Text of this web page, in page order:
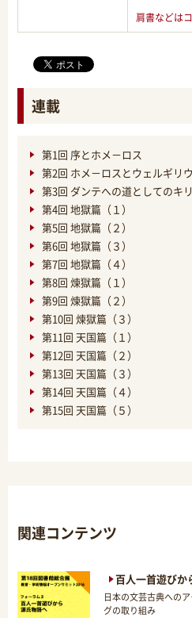
肩書などは
連載
第1回 序とホメ－ロス
第2回 ホメ－ロスとウェルギリ
第3回 ダンテへの道としてのキ
第4回 地獄篇（１）
第5回 地獄篇（２）
第6回 地獄篇（３）
第7回 地獄篇（４）
第8回 煉獄篇（１）
第9回 煉獄篇（２）
第10回 煉獄篇（３）
第11回 天国篇（１）
第12回 天国篇（２）
第13回 天国篇（３）
第14回 天国篇（４）
第15回 天国篇（５）
関連コンテンツ
百人一首遊びか
日本の文芸古典への
グの取り組み